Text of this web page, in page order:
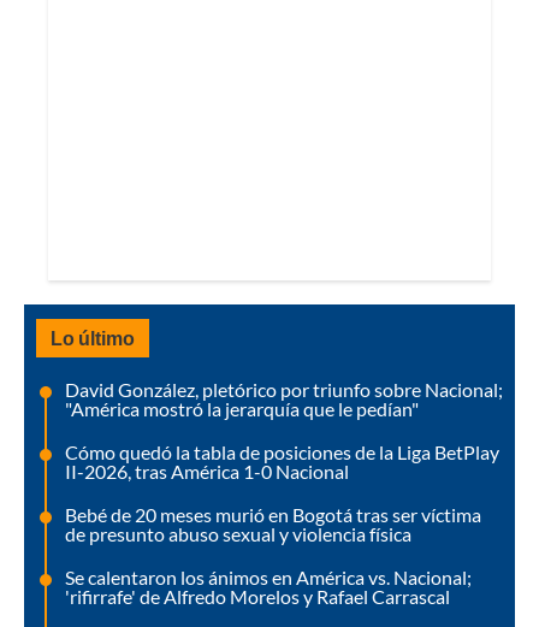
Lo último
David González, pletórico por triunfo sobre Nacional;
"América mostró la jerarquía que le pedían"
Cómo quedó la tabla de posiciones de la Liga BetPlay
II-2026, tras América 1-0 Nacional
Bebé de 20 meses murió en Bogotá tras ser víctima
de presunto abuso sexual y violencia física
Se calentaron los ánimos en América vs. Nacional;
'rifirrafe' de Alfredo Morelos y Rafael Carrascal